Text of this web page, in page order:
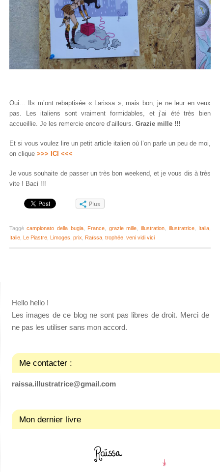
Oui… Ils m’ont rebaptisée « Larissa », mais bon, je ne leur en veux
pas. Les italiens sont vraiment formidables, et j’ai été très bien
accueillie. Je les remercie encore d’ailleurs. Grazie mille !!!
Et si vous voulez lire un petit article italien où l’on parle un peu de moi,
on clique >>> ICI <<<
Je vous souhaite de passer un très bon weekend, et je vous dis à très
vite ! Baci !!!
Plus
Taggécampionato della bugia, France grazie mille ,illustration illustratrice, Italia
Italie, Le Piastre, Limoges prix Raïssa, trophée, veni vidi vici
Hello hello !
Les images de ce blog ne sont pas libres de droit. Merci de
ne pas les utiliser sans mon accord.
Me contacter :
raissa.illustratrice@gmail.com
Mon dernier livre